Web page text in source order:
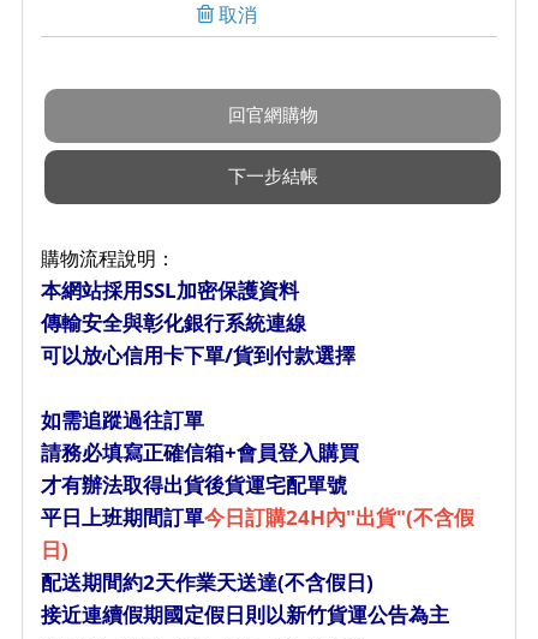
取消
購物流程說明：
本網站採用SSL加密保護資料
傳輸安全與彰化銀行系統連線
可以放心信用卡下單/貨到付款選擇
如需追蹤過往訂單
請務必填寫正確信箱+會員登入購買
才有辦法取得出貨後貨運宅配單號
平日上班期間訂單今日訂購24H內"出貨"(不含假
日)
配送期間約2天作業天送達(不含假日)
接近連續假期國定假日則以新竹貨運公告為主